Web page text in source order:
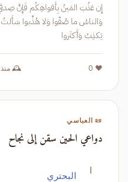
يَكذِبُ وَأَكثَروا
❤️ 0 🕰️ منذ 969 عام
📜 العباسي
دواعي الحين سقن إلى نجاح
ا البحتري